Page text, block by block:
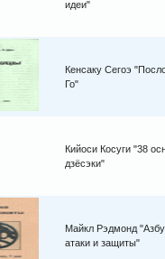
идеи"
Кенсаку Сегоэ
Го"
Кийоси Косуги "38
дзёсэки"
Майкл Рэдмонд
атаки и защиты"